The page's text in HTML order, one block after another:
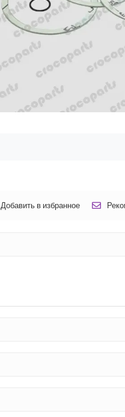
Добавить в избранное